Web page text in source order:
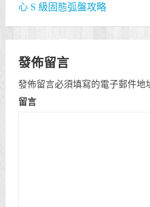
心 S 級固態弧盤攻略
發佈留言
發佈留言必須填寫的電子郵件地
留言